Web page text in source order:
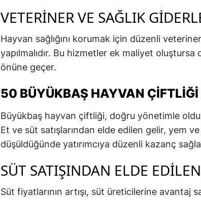
VETERINER VE SAĞLIK
Hayvan sağlığını korumak için düzenli
yapılmalıdır. Bu hizmetler ek maliyet oluştursa
önüne geçer.
50 BÜYÜKBAŞ HAYVAN
Büyükbaş hayvan çiftliği, doğru yönetimle
Et ve süt satışlarından elde edilen gelir, yem ve
düşüldüğünde yatırımcıya düzenli kazanç
SÜT SATIŞINDAN ELDE
Süt fiyatlarının artışı, süt üreticilerine avantaj